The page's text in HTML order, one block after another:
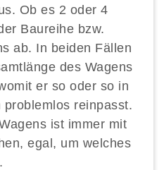
Ob es 2 oder 4
Baureihe bzw.
ab. In beiden Fällen
des Wagens
er so oder so in
reinpasst.
ist immer mit
egal, um welches